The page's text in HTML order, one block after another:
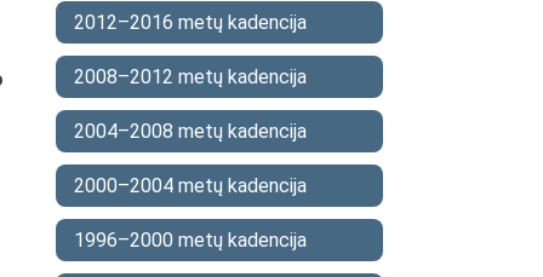
2012–2016 metų kadencija
2008–2012 metų kadencija
2004–2008 metų kadencija
2000–2004 metų kadencija
1996–2000 metų kadencija